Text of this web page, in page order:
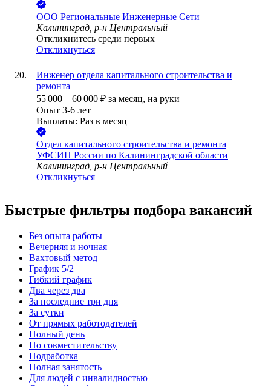
ООО Региональные Инженерные Сети
Калининград, р-н Центральный
Откликнитесь среди первых
Откликнуться
Инженер отдела капитального строительства и
ремонта
55 000 – 60 000 ₽ за месяц, на руки
Опыт 3-6 лет
Выплаты: Раз в месяц
Отдел капитального строительства и ремонта
УФСИН России по Калининградской области
Калининград, р-н Центральный
Откликнуться
Быстрые фильтры подбора вакансий
Без опыта работы
Вечерняя и ночная
Вахтовый метод
График 5/2
Гибкий график
Два через два
За последние три дня
За сутки
От прямых работодателей
Полный день
По совместительству
Подработка
Полная занятость
Для людей с инвалидностью